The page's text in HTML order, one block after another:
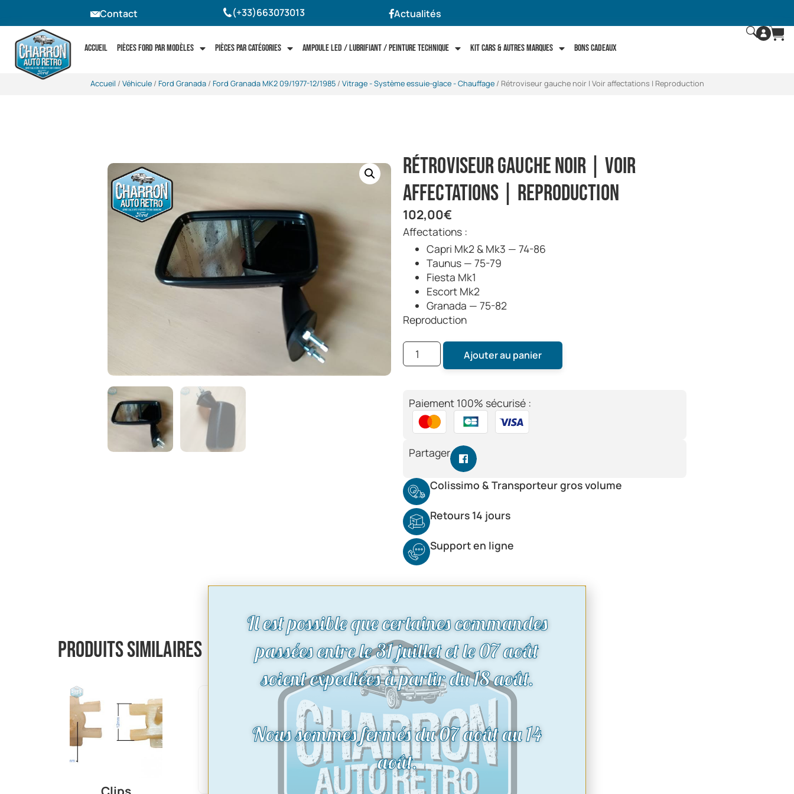
Contact (+33)663073013 Actualités
Accueil Pièces Ford par modèles Pièces par catégories Ampoule LED / Lubrifiant / Peinture technique Kit cars & autres marques Bons Cadeaux
Accueil / Véhicule/ Ford Granada/ Ford Granada MK2 09/1977-12/1985/ Vitrage - Système essuie-glace - Chauffage/ Rétroviseur gauche noir | Voir affectations | Reproduction
Rétroviseur gauche noir | Voir
affectations | Reproduction
102,00€
Affectations :
Capri Mk2 & Mk3 — 74-86
Taunus — 75-79
Fiesta Mk1
Escort Mk2
Granada — 75-82
Reproduction
Ajouter au panier
Paiement 100% sécurisé :
Partager
Colissimo & Transporteur gros volume
Retours 14 jours
Support en ligne
Produits similaires
Il est possible que certaines commandes
passées entre le 31 juillet et le 07 août
soient expediées à partir du 18 août.
Nous sommes fermés du 07 août au 14
août.